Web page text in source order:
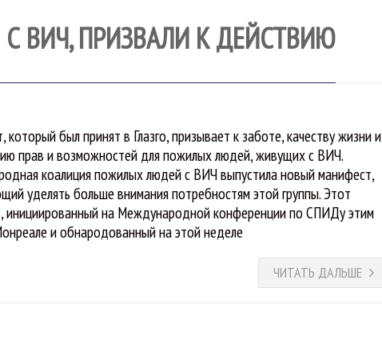
ВИЧ, ПРИЗВАЛИ К ДЕЙСТВИЮ
который был принят в Глазго, призывает к заботе, качеству жизни и
прав и возможностей для пожилых людей, живущих с ВИЧ.
коалиция пожилых людей с ВИЧ выпустила новый манифест,
уделять больше внимания потребностям этой группы. Этот
инициированный на Международной конференции по СПИДу этим
и обнародованный на этой неделе
ЧИТАТЬ ДАЛЬШЕ